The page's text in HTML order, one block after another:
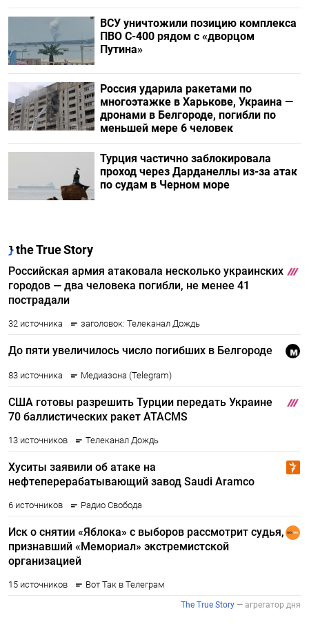
ВСУ уничтожили позицию комплекса
ПВО С-400 рядом с «дворцом
Путина»
Россия ударила ракетами по
многоэтажке в Харькове, Украина —
дронами в Белгороде, погибли по
меньшей мере 6 человек
Турция частично заблокировала
проход через Дарданеллы из-за атак
по судам в Черном море